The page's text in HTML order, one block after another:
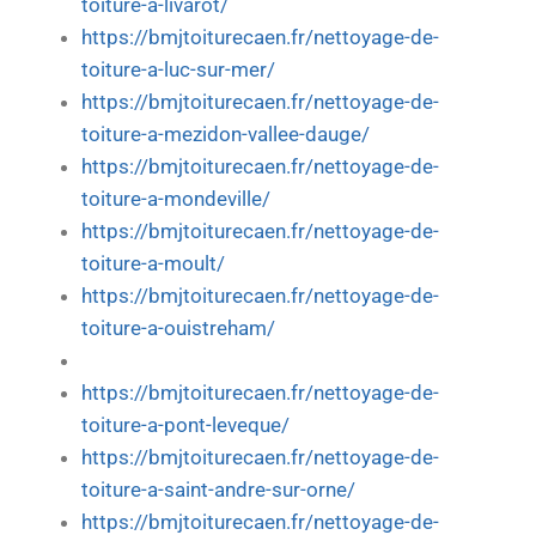
toiture-a-livarot/
https://bmjtoiturecaen.fr/nettoyage-de-
toiture-a-luc-sur-mer/
https://bmjtoiturecaen.fr/nettoyage-de-
toiture-a-mezidon-vallee-dauge/
https://bmjtoiturecaen.fr/nettoyage-de-
toiture-a-mondeville/
https://bmjtoiturecaen.fr/nettoyage-de-
toiture-a-moult/
https://bmjtoiturecaen.fr/nettoyage-de-
toiture-a-ouistreham/
https://bmjtoiturecaen.fr/nettoyage-de-
toiture-a-pont-leveque/
https://bmjtoiturecaen.fr/nettoyage-de-
toiture-a-saint-andre-sur-orne/
https://bmjtoiturecaen.fr/nettoyage-de-